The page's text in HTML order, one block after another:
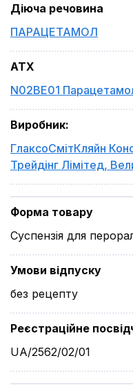
Діюча речовина
ПАРАЦЕТАМОЛ
ATX
N02BE01
Виробник:
ГлаксоСмітКляйн
Трейдінг Лімітед,
Форма товару
Суспензія для
Умови відпуску
без рецепту
Реєстраційне
UA/2562/02/01